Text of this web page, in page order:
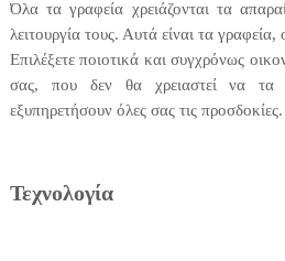
Όλα τα γραφεία χρειάζονται τα
λειτουργία τους. Αυτά είναι τα
Επιλέξετε ποιοτικά και συγχρόνως
σας, που δεν θα χρειαστεί να τα
εξυπηρετήσουν όλες σας τις προσδοκίες.
Τεχνολογία